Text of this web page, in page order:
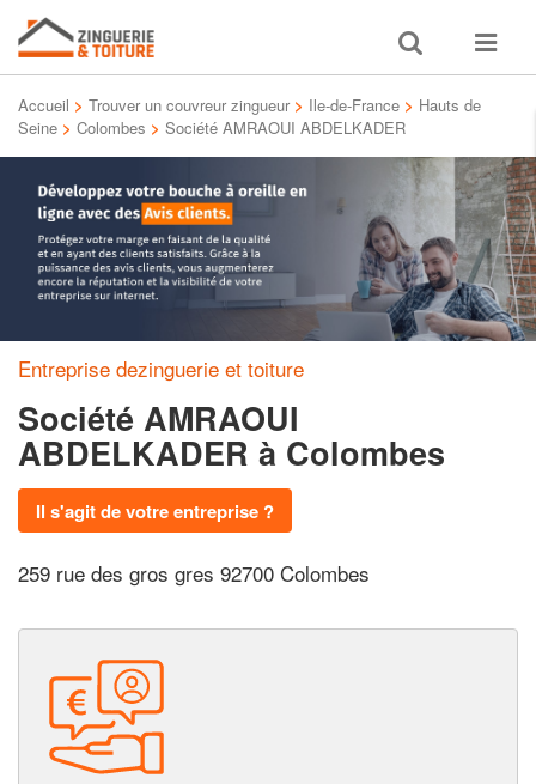
Toggle
search
Toggle
Accueil > Trouver un couvreur zingueur > Ile-de-France > Hauts de
Seine > Colombes > Société AMRAOUI ABDELKADER
Entreprise dezinguerie et toiture
Société AMRAOUI
ABDELKADER à Colombes
Il s'agit de votre entreprise ?
259 rue des gros gres 92700 Colombes